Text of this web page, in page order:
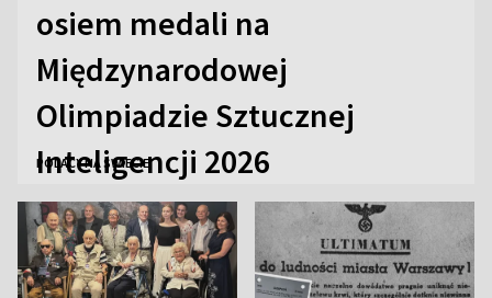
osiem medali na
Międzynarodowej
Olimpiadzie Sztucznej
Inteligencji 2026
POLACY NA ŚWIECIE